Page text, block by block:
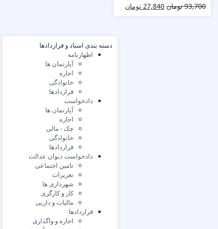
93,700 تومان 27,840 تومان
دسته بندی اسناد و قراردادها
اظهارنامه
آپارتمان ها
اجاره
خانوادگی
قراردادها
دادخواست
آپارتمان ها
اجاره
چک - مالی
خانوادگی
قراردادها
دادخواست دیوان عدالت
تامین اجتماعی
تعزیرات
شهرداری ها
کار و کارگری
مالیات و داریی
قراردادها
اجاره و واگذاری